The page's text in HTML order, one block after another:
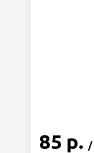
85 р. /